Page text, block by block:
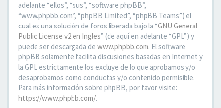
adelante “ellos”, “sus”, “software phpBB”,
“www.phpbb.com”, “phpBB Limited”, “phpBB Teams”) el
cual es una solución de foros liberada bajo la “GNU General
Public License v2 en Ingles” (de aquí en adelante “GPL”) y
puede ser descargada de www.phpbb.com. El software
phpBB solamente facilita discusiones basadas en Internet y
la GPL estrictamente los excluye de lo que aprobamos y/o
desaprobamos como conductas y/o contenido permisible.
Para más información sobre phpBB, por favor visite:
https://www.phpbb.com/.